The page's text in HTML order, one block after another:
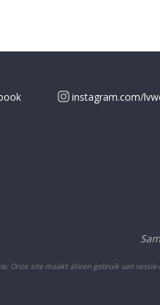
instagram.com/
Onze site maakt alleen gebruik van